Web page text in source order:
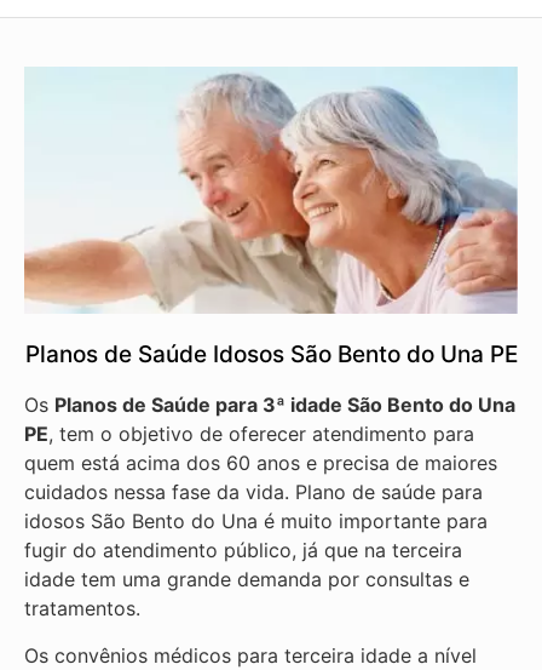
Planos de Saúde Idosos São Bento do Una PE
Os Planos de Saúde para 3ª idade São Bento do Una
PE, tem o objetivo de oferecer atendimento para
quem está acima dos 60 anos e precisa de maiores
cuidados nessa fase da vida. Plano de saúde para
idosos São Bento do Una é muito importante para
fugir do atendimento público, já que na terceira
idade tem uma grande demanda por consultas e
tratamentos.
Os convênios médicos para terceira idade a nível